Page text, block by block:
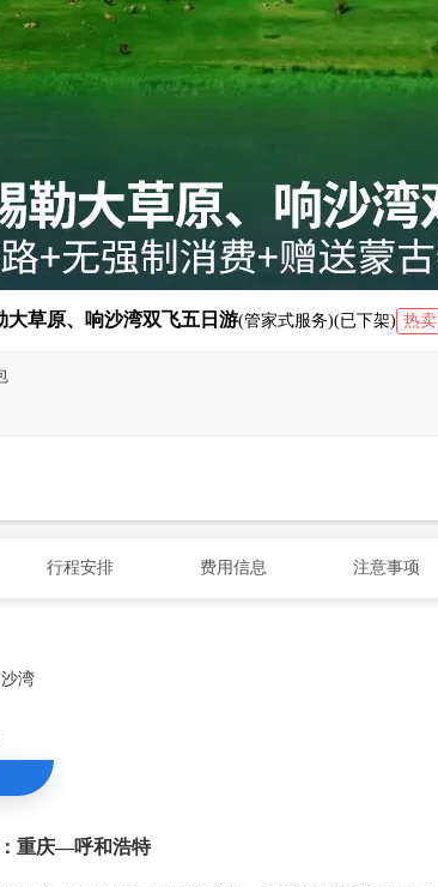
大草原、响沙湾双飞五日游(管家式服务)(已下架) 热卖
行程安排 费用信息 注意事项
湾
重庆—呼和浩特